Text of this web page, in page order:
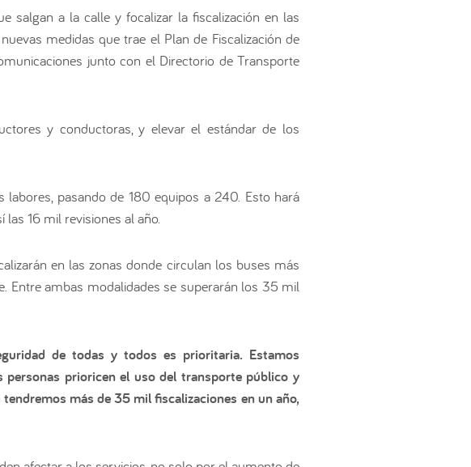
salgan a la calle y focalizar la fiscalización en las
medidas que trae el Plan de Fiscalización de
junto con el Directorio de Transporte
y conductoras, y elevar el estándar de los
pasando de 180 equipos a 240. Esto hará
16 mil revisiones al año.
en las zonas donde circulan los buses más
Entre ambas modalidades se superarán los 35 mil
de todas y todos es prioritaria. Estamos
personas prioricen el uso del transporte público y
más de 35 mil fiscalizaciones en un año,